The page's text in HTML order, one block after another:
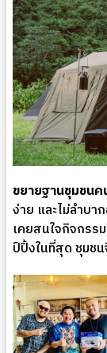
ขยายฐานชุมชน
ง่าย และไม่ลำบา
เคยสนใจกิจกร
ป์ปิ้งในที่สุด ชุมช